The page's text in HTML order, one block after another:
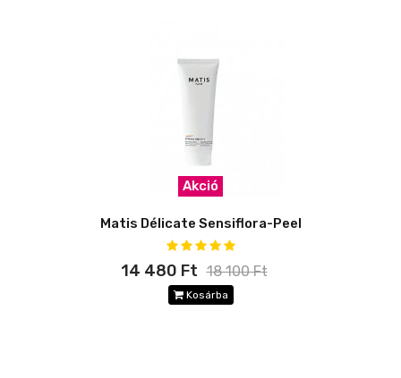
Akció
Matis Délicate Sensiflora-Peel
14 480 Ft 18 100 Ft
Kosárba